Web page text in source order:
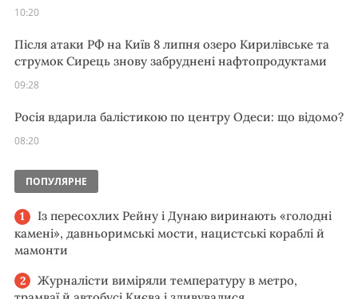
10:20
Після атаки РФ на Київ 8 липня озеро Кирилівське та
струмок Сирець знову забруднені нафтопродуктами
09:28
Росія вдарила балістикою по центру Одеси: що відомо?
08:20
ПОПУЛЯРНЕ
Із пересохлих Рейну і Дунаю виринають «голодні
камені», давньоримські мости, нацистські кораблі й
мамонти
Журналісти виміряли температуру в метро,